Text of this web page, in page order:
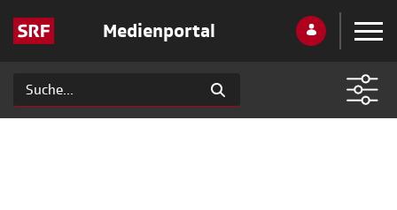
Medienportal